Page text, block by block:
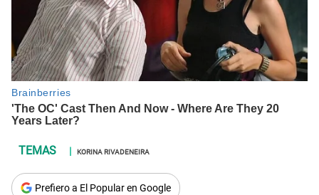
KORINA RIVADENEIRA
Prefiero a El Popular en Google